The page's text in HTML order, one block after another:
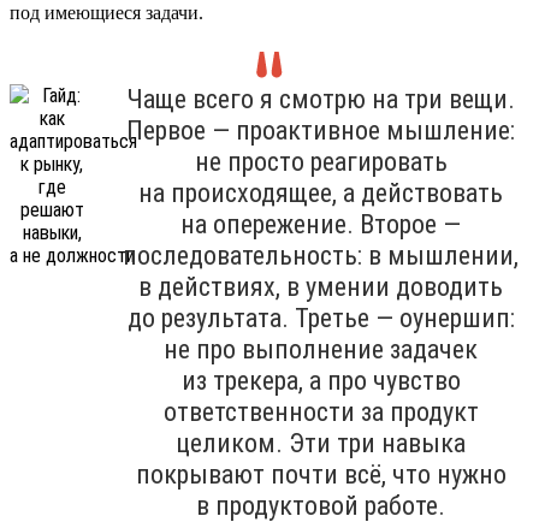
под имеющиеся задачи.
Чаще всего я смотрю на три вещи.
Первое — проактивное мышление:
не просто реагировать
на происходящее, а действовать
на опережение. Второе —
последовательность: в мышлении,
в действиях, в умении доводить
до результата. Третье — оунершип:
не про выполнение задачек
из трекера, а про чувство
ответственности за продукт
целиком. Эти три навыка
покрывают почти всё, что нужно
в продуктовой работе.